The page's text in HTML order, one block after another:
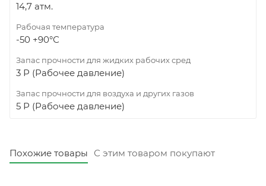
14,7 атм.
Рабочая температура
-50 +90°С
Запас прочности для жидких рабочих сред
3 Р (Рабочее давление)
Запас прочности для воздуха и других газов
5 Р (Рабочее давление)
Похожие товары С этим товаром покупают